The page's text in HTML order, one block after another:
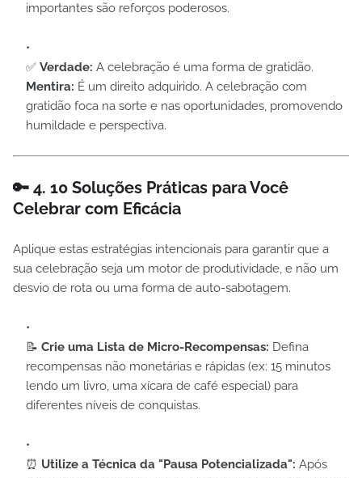
importantes são reforços poderosos.
✅ Verdade: A celebração é uma forma de gratidão.
Mentira: É um direito adquirido. A celebração com
gratidão foca na sorte e nas oportunidades, promovendo
humildade e perspectiva.
🔑 4. 10 Soluções Práticas para Você
Celebrar com Eficácia
Aplique estas estratégias intencionais para garantir que a
sua celebração seja um motor de produtividade, e não um
desvio de rota ou uma forma de auto-sabotagem.
📝 Crie uma Lista de Micro-Recompensas: Defina
recompensas não monetárias e rápidas (ex: 15 minutos
lendo um livro, uma xícara de café especial) para
diferentes níveis de conquistas.
⏰ Utilize a Técnica da "Pausa Potencializada": Após